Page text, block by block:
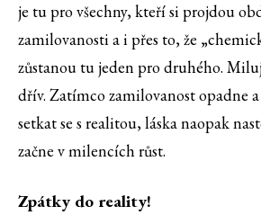
je tu pro všechny, kteří si projdou
zamilovanosti a i přes to, že
zůstanou tu jeden pro druhého.
dřív. Zatímco zamilovanost opadne
setkat se s realitou, láska naopak
začne v milencích růst.
Zpátky do reality!